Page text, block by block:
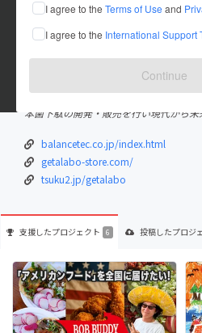
I agree to the Terms of Use and
I agree to the International Support
Continue
これまでに6回支援して1件のプロジ
在住国：日本 現在地：未設定
出身国：日本 出身地：未設定
『足元革命で未来の可能性を創造する
ETA LABO（下駄ラボ）は 「未来は履
本歯下駄の開発・販売を行い現代から未
balancetec.co.jp/index.html
getalabo-store.com/
tsuku2.jp/getalabo
支援したプロジェクト 6 投稿したプロジ